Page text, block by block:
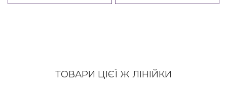
ТОВАРИ ЦІЄЇ Ж ЛІНІЙКИ